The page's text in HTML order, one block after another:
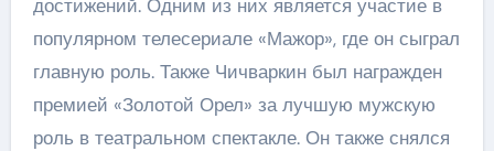
достижений. Одним из них является участие в
популярном телесериале «Мажор», где он сыграл
главную роль. Также Чичваркин был награжден
премией «Золотой Орел» за лучшую мужскую
роль в театральном спектакле. Он также снялся